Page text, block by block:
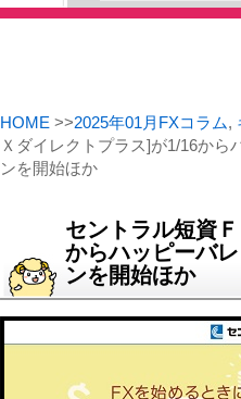
HOME >>2025年01月FXコラム,
Ｘダイレクトプラス]が1/16か
ンを開始ほか
セントラル短資
からハッピーバ
ンを開始ほか